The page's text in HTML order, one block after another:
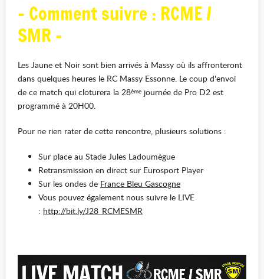
- Comment suivre : RCME /
SMR -
Les Jaune et Noir sont bien arrivés à Massy où ils affronteront
dans quelques heures le RC Massy Essonne. Le coup d'envoi
de ce match qui cloturera la 28ème journée de Pro D2 est
programmé à 20H00.
Pour ne rien rater de cette rencontre, plusieurs solutions :
Sur place au Stade Jules Ladoumègue
Retransmission en direct sur Eurosport Player
Sur les ondes de France Bleu Gascogne
Vous pouvez également nous suivre le LIVE
: http://bit.ly/J28_RCMESMR